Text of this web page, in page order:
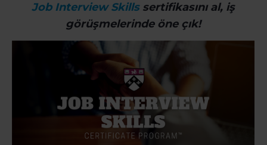
Job Interview Skillssertifikasını al, iş
görüşmelerinde öne çık!